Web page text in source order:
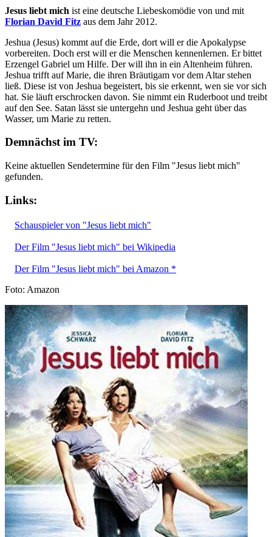
Jesus liebt mich ist eine deutsche Liebeskomödie von und mit
Florian David Fitz aus dem Jahr 2012.
Jeshua (Jesus) kommt auf die Erde, dort will er die Apokalypse
vorbereiten. Doch erst will er die Menschen kennenlernen. Er bittet
Erzengel Gabriel um Hilfe. Der will ihn in ein Altenheim führen.
Jeshua trifft auf Marie, die ihren Bräutigam vor dem Altar stehen
ließ. Diese ist von Jeshua begeistert, bis sie erkennt, wen sie vor sich
hat. Sie läuft erschrocken davon. Sie nimmt ein Ruderboot und treibt
auf den See. Satan lässt sie untergehn und Jeshua geht über das
Wasser, um Marie zu retten.
Demnächst im TV:
Keine aktuellen Sendetermine für den Film "Jesus liebt mich"
gefunden.
Links:
Schauspieler von "Jesus liebt mich"
Der Film "Jesus liebt mich" bei Wikipedia
Der Film "Jesus liebt mich" bei Amazon *
Foto: Amazon